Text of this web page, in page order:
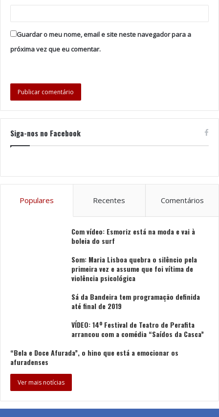
Guardar o meu nome, email e site neste navegador para a
próxima vez que eu comentar.
Siga-nos no Facebook
Populares Recentes Comentários
Com vídeo: Esmoriz está na moda e vai à
boleia do surf
Som: Maria Lisboa quebra o silêncio pela
primeira vez e assume que foi vítima de
violência psicológica
Sá da Bandeira tem programação definida
até final de 2019
VÍDEO: 14º Festival de Teatro de Perafita
arrancou com a comédia “Saídos da Casca”
“Bela e Doce Afurada”, o hino que está a emocionar os
afuradenses
Ver mais notícias